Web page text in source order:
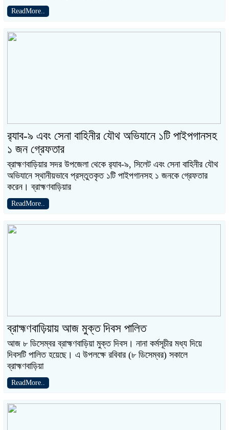
ReadMore..
র‌্যাব-৯ এবং সেনা বাহিনীর যৌথ অভিযানে ১টি পাইপগানসহ
১ জন গ্রেফতার
ব্রাহ্মণবাড়িয়ার সদর উপজেলা থেকে র‌্যাব-৯, সিলেট এবং সেনা বাহিনীর যৌথ
অভিযানে স্থানীয়ভাবে প্রস্তুতকৃত ১টি পাইপগানসহ ১ জনকে গ্রেফতার
করেন। ব্রাহ্মণবাড়িয়ার
ReadMore..
ব্রাহ্মণবাড়িয়ায় আজ মুক্ত দিবস পালিত
আজ ৮ ডিসেম্বর ব্রাহ্মণবাড়িয়া মুক্ত দিবস। নানা কর্মসূচীর মধ্য দিয়ে
দিবসটি পালিত হয়েছে। এ উপলক্ষে রবিবার (৮ ডিসেম্বর) সকালে
ব্রাহ্মণবাড়িয়া
ReadMore..